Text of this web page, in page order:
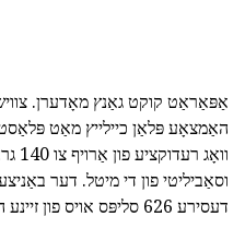
אַפּאַראַט קוקט גאַנץ מאָדערן.
האַמצאָע פּלאַן כיילייץ מאַט
וסאַביליטי פון די מיטל. דער
דעסירע 626 סליפּס אויס פון זיינע הענט.